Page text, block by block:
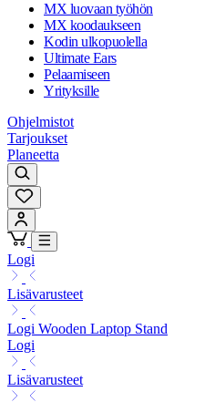
MX luovaan työhön
MX koodaukseen
Kodin ulkopuolella
Ultimate Ears
Pelaamiseen
Yrityksille
Ohjelmistot
Tarjoukset
Planeetta
Logi
Lisävarusteet
Logi Wooden Laptop Stand
Logi
Lisävarusteet